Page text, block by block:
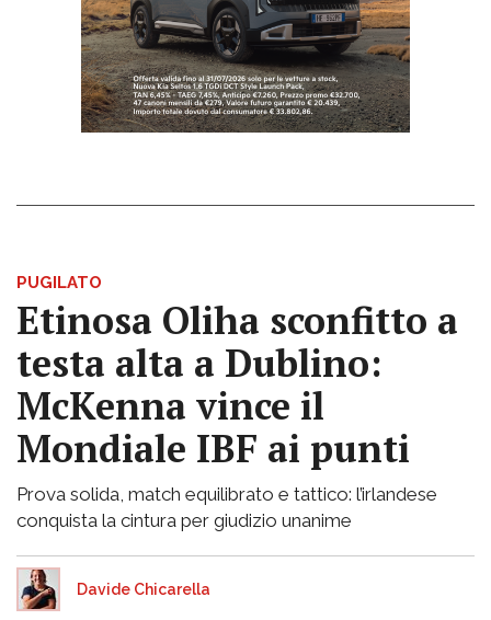
PUGILATO
Etinosa Oliha sconfitto a
testa alta a Dublino:
McKenna vince il
Mondiale IBF ai punti
Prova solida, match equilibrato e tattico: l’irlandese
conquista la cintura per giudizio unanime
Davide Chicarella